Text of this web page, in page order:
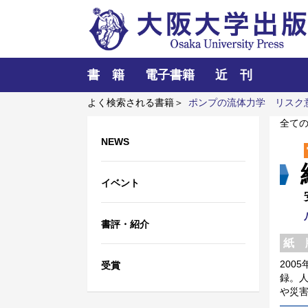
書 籍 電子書籍 近 刊
よく検索される書籍＞ ポンプの流体力学
リスク
NEWS
イベント
書評・紹介
受賞
全て
紙
2005
録。
や災